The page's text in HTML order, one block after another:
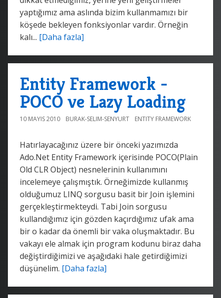
yaptığımız ama aslında bizim kullanmamızı bir
köşede bekleyen fonksiyonlar vardır. Örneğin
kalı... [Daha fazla]
Entity Framework -
POCO ve Lazy Loading
10 MAYIS 2010 BURAK-SELIM-SENYURT ENTITY FRAMEWORK
Hatırlayacağınız üzere bir önceki yazımızda
Ado.Net Entity Framework içerisinde POCO(Plain
Old CLR Object) nesnelerinin kullanımını
incelemeye çalışmıştık. Örneğimizde kullanmış
olduğumuz LINQ sorgusu basit bir Join işlemini
gerçekleştirmekteydi. Tabi Join sorgusu
kullandığımız için gözden kaçırdığımız ufak ama
bir o kadar da önemli bir vaka oluşmaktadır. Bu
vakayı ele almak için program kodunu biraz daha
değiştirdiğimizi ve aşağıdaki hale getirdiğimizi
düşünelim. [Daha fazla]